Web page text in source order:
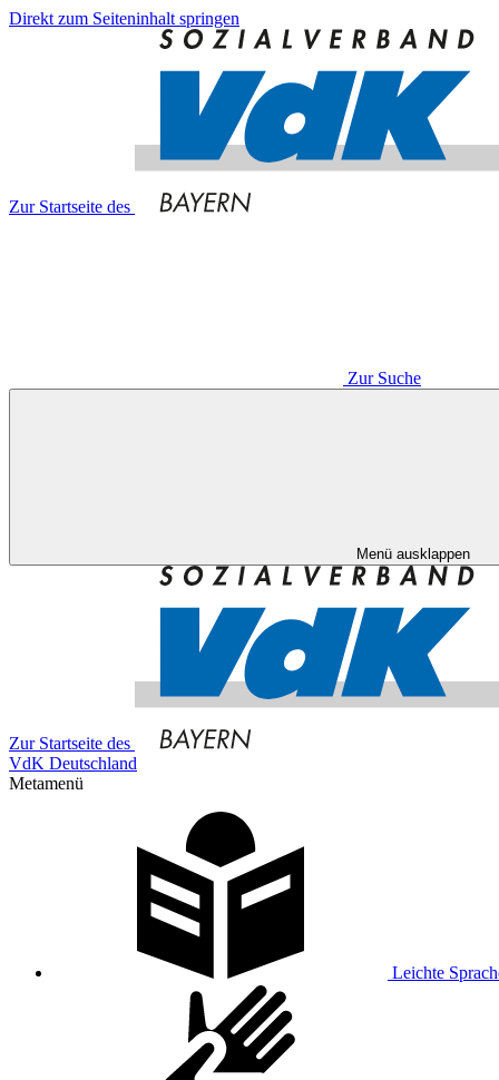
Direkt zum Seiteninhalt springen
Zur Startseite des
Zur Suche
Menü ausklappen
Zur Startseite des
VdK Deutschland
Metamenü
Leichte